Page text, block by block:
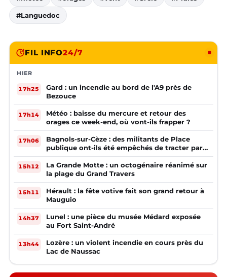
#Languedoc
FIL INFO24/7
HIER
17h25
Gard : un incendie au bord de l'A9 près de
Bezouce
17h14
Météo : baisse du mercure et retour des
orages ce week-end, où vont-ils frapper ?
17h06
Bagnols-sur-Cèze : des militants de Place
publique ont-ils été empêchés de tracter par
la mairie ?
15h12
La Grande Motte : un octogénaire réanimé sur
la plage du Grand Travers
15h11
Hérault : la fête votive fait son grand retour à
Mauguio
14h37
Lunel : une pièce du musée Médard exposée
au Fort Saint-André
13h44
Lozère : un violent incendie en cours près du
Lac de Naussac